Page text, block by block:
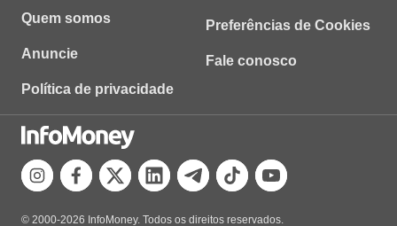
Quem somos
Anuncie
Política de privacidade
Preferências de Cookies
Fale conosco
© 2000-2026 InfoMoney. Todos os direitos reservados.